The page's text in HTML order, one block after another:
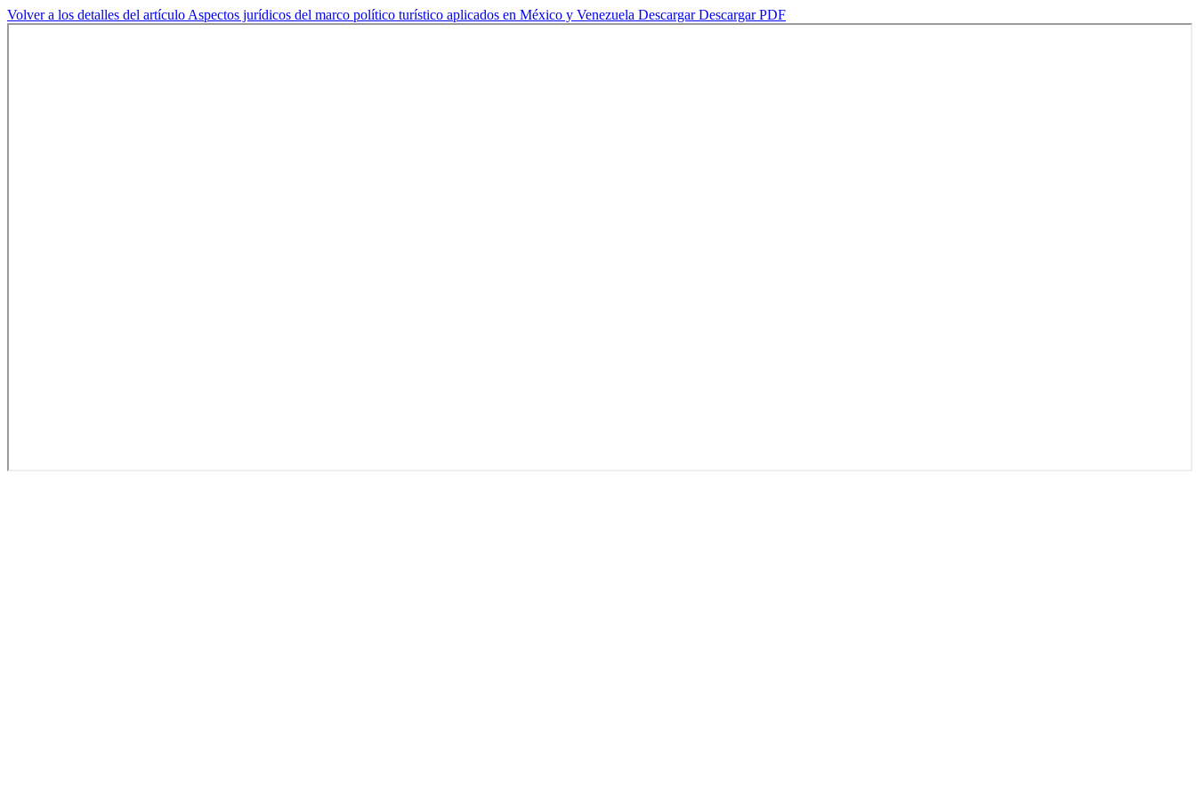
Volver a los detalles del artículo Aspectos jurídicos del marco político turístico aplicados en México y Venezuela DescargarDescargar PDF